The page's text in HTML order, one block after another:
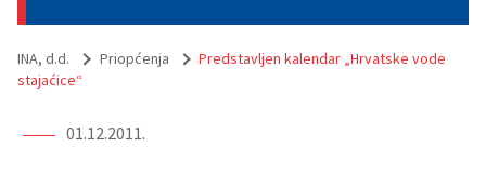
INA, d.d. Priopćenja
Predstavljen kalendar „Hrvatske vode
stajaćice“
01.12.2011.